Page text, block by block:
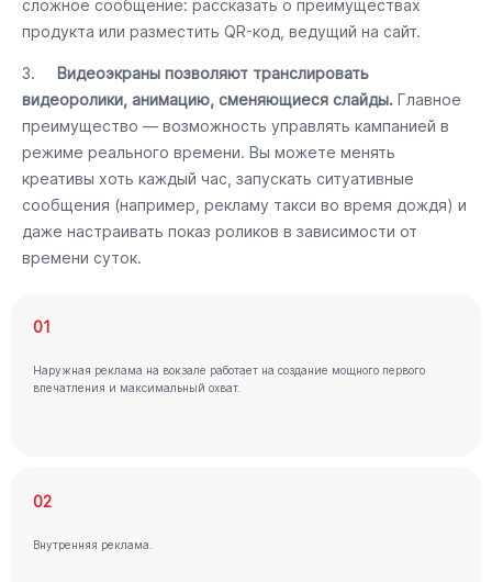
сложное сообщение: рассказать о преимуществах
продукта или разместить QR-код, ведущий на сайт.
3. Видеоэкраны позволяют транслировать
видеоролики, анимацию, сменяющиеся слайды. Главное
преимущество — возможность управлять кампанией в
режиме реального времени. Вы можете менять
креативы хоть каждый час, запускать ситуативные
сообщения (например, рекламу такси во время дождя) и
даже настраивать показ роликов в зависимости от
времени суток.
01
Наружная реклама на вокзале работает на создание мощного первого
впечатления и максимальный охват.
02
Внутренняя реклама.